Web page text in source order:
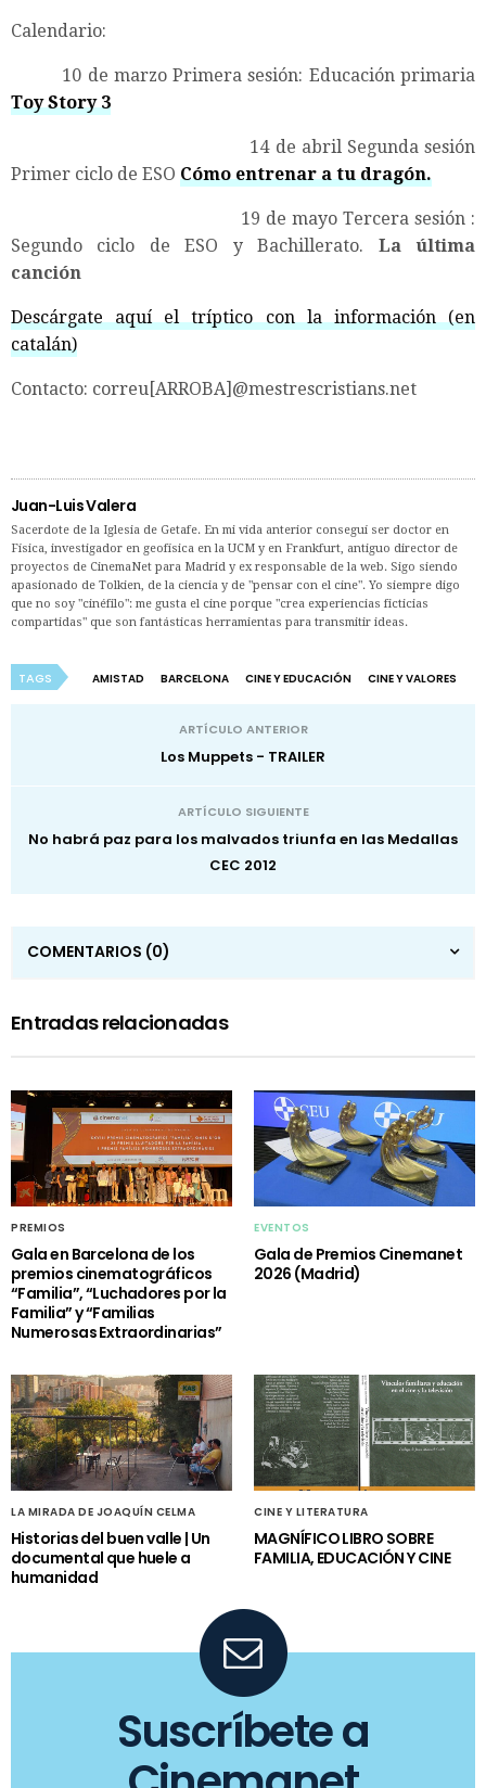
Calendario:
10 de marzo Primera sesión: Educación primaria
Toy Story 3
14 de abril Segunda sesión
Primer ciclo de ESO Cómo entrenar a tu dragón.
19 de mayo Tercera sesión :
Segundo ciclo de ESO y Bachillerato. La última
canción
Descárgate aquí el tríptico con la información (en
catalán)
Contacto: correu[ARROBA]@mestrescristians.net
Juan-Luis Valera
Sacerdote de la Iglesia de Getafe. En mi vida anterior conseguí ser doctor en
Física, investigador en geofísica en la UCM y en Frankfurt, antiguo director de
proyectos de CinemaNet para Madrid y ex responsable de la web. Sigo siendo
apasionado de Tolkien, de la ciencia y de "pensar con el cine". Yo siempre digo
que no soy "cinéfilo": me gusta el cine porque "crea experiencias ficticias
compartidas" que son fantásticas herramientas para transmitir ideas.
TAGS AMISTAD BARCELONA CINE Y EDUCACIÓN CINE Y VALORES
ARTÍCULO ANTERIOR
Los Muppets - TRAILER
ARTÍCULO SIGUIENTE
No habrá paz para los malvados triunfa en las Medallas
CEC 2012
COMENTARIOS (0)
Entradas relacionadas
PREMIOS
Gala en Barcelona de los
premios cinematográficos
“Familia”, “Luchadores por la
Familia” y “Familias
Numerosas Extraordinarias”
EVENTOS
Gala de Premios Cinemanet
2026 (Madrid)
LA MIRADA DE JOAQUÍN CELMA
Historias del buen valle | Un
documental que huele a
humanidad
CINE Y LITERATURA
MAGNÍFICO LIBRO SOBRE
FAMILIA, EDUCACIÓN Y CINE
Suscríbete a